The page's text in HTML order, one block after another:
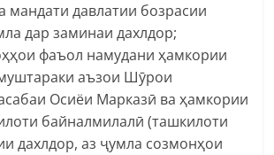
мандати давлатии бозрасии
дар заминаи дахлдор;
фаъол намудани ҳамкории
аъзои Шӯрои
Осиёи Марказӣ ва ҳамкории
байналмилалӣ (ташкилоти
дахлдор, аз ҷумла созмонҳои